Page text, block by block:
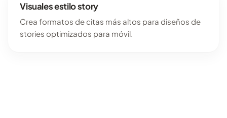
Visuales estilo story
Crea formatos de citas más altos para diseños de
stories optimizados para móvil.